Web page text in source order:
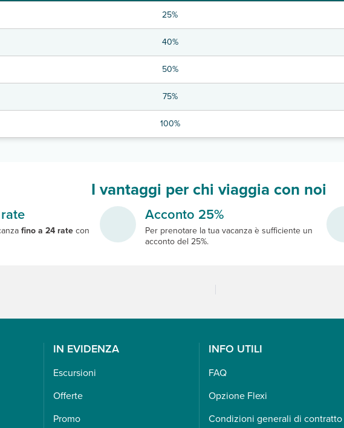
25%
40%
50%
75%
100%
I vantaggi per chi viaggia con noi
fino a 24 ratecon
Acconto 25%
Per prenotare la tua vacanza è sufficiente un
acconto del 25%.
IN EVIDENZA
Escursioni
Offerte
Promo
INFO UTILI
FAQ
Opzione Flexi
Condizioni generali di contratto